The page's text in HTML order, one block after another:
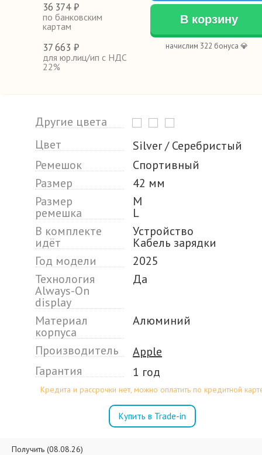
36 374 ₽
по банковским
картам
37663 ₽
для юр.лиц/ип с НДС
22%
В корзину
начислим 322 бонуса 💎
Другие цвета
Цвет
Silver / Серебристый
Ремешок
Спортивный
Размер
42 мм
Размер
ремешка
M
L
В комплекте
идёт
Устройство
Кабель зарядки
Год модели
2025
Технология
Always-On
display
Да
Материал
корпуса
Алюминий
Производитель
Apple
Гарантия
1 год
Кредита и рассрочки нет, можно оплатить по кредитной
Купить в Trade-in
Получить (08.08.26)